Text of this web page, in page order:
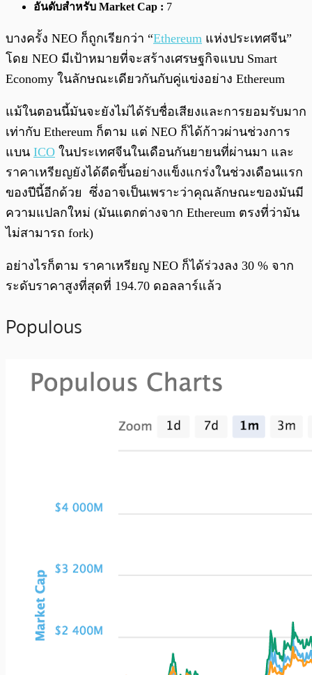
อันดับสำหรับ Market Cap : 7
บางครั้ง NEO ก็ถูกเรียกว่า “Ethereum แห่งประเทศจีน”
โดย NEO มีเป้าหมายที่จะสร้างเศรษฐกิจแบบ Smart
Economy ในลักษณะเดียวกันกับคู่แข่งอย่าง Ethereum
แม้ในตอนนี้มันจะยังไม่ได้รับชื่อเสียงและการยอมรับมาก
เท่ากับ Ethereum ก็ตาม แต่ NEO ก็ได้ก้าวผ่านช่วงการ
แบน ICO ในประเทศจีนในเดือนกันยายนที่ผ่านมา และ
ราคาเหรียญยังได้ดีดขึ้นอย่างแข็งแกร่งในช่วงเดือนแรก
ของปีนี้อีกด้วย ซึ่งอาจเป็นเพราะว่าคุณลักษณะของมันมี
ความแปลกใหม่ (มันแตกต่างจาก Ethereum ตรงที่ว่ามัน
ไม่สามารถ fork)
อย่างไรก็ตาม ราคาเหรียญ NEO ก็ได้ร่วงลง 30 % จาก
ระดับราคาสูงที่สุดที่ 194.70 ดอลลาร์แล้ว
Populous